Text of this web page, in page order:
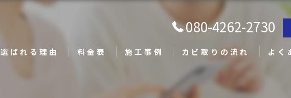
080-4262-2730
選ばれる理由 料金表 施工事例 カビ取りの流れ よく